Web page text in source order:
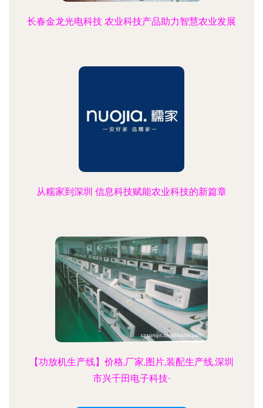
长春金龙光电科技 农业科技产品助力智慧农业发展
从糯家到深圳 信息科技赋能农业科技的新篇章
【功放机生产线】价格,厂家,图片,装配生产线,深圳
市兴千田电子科技-